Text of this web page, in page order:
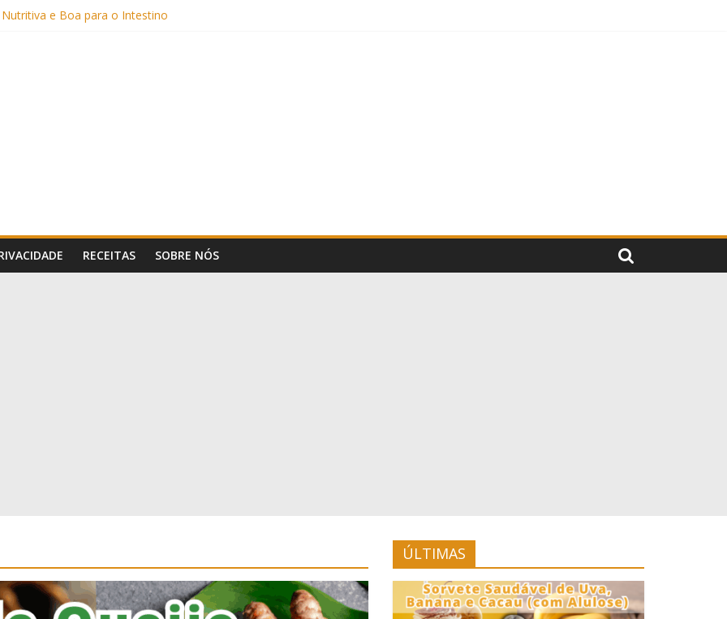
e Boa para o Intestino
(Sem Forno, Fácil e Fofinho)
Receita Prática e Deliciosa
RECEITAS SOBRE NÓS
ÚLTIMAS